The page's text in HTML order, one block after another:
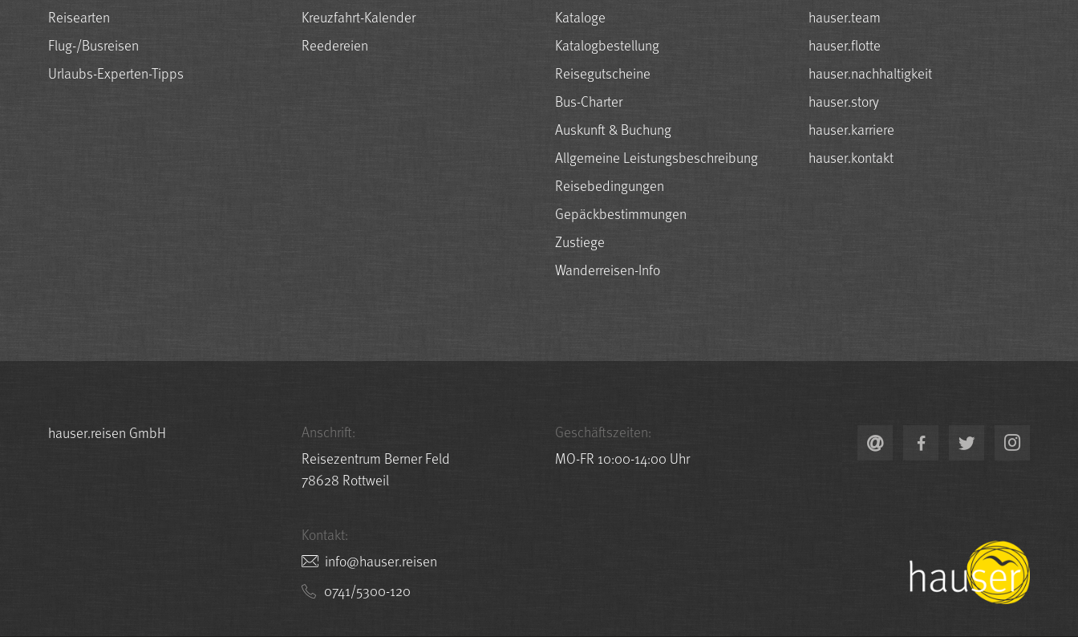
Reisearten
Flug-/Busreisen
Urlaubs-Experten-Tipps
Kreuzfahrt-Kalender
Reedereien
Kataloge
Katalogbestellung
Reisegutscheine
Bus-Charter
Auskunft & Buchung
Allgemeine Leistungsbeschreibung
Reisebedingungen
Gepäckbestimmungen
Zustiege
Wanderreisen-Info
hauser.team
hauser.flotte
hauser.nachhaltigkeit
hauser.story
hauser.karriere
hauser.kontakt
hauser.reisen GmbH
Anschrift:
Reisezentrum Berner Feld
78628 Rottweil
Kontakt:
nesier.resuah@ofni
0741/5300-120
Geschäftszeiten:
MO-FR 10:00-14:00 Uhr